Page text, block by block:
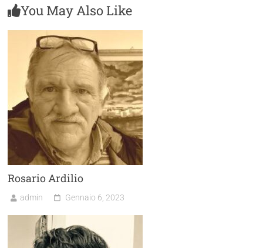
You May Also Like
Rosario Ardilio
admin Gennaio 6, 2023